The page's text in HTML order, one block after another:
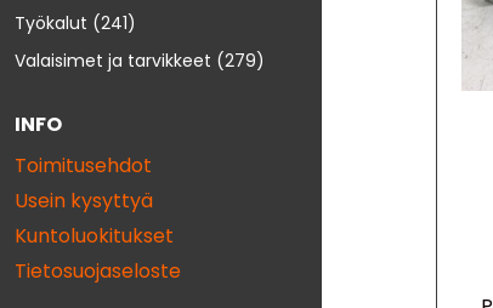
Työkalut (241)
Valaisimet ja tarvikkeet (279)
INFO
Toimitusehdot
Usein kysyttyä
Kuntoluokitukset
Tietosuojaseloste